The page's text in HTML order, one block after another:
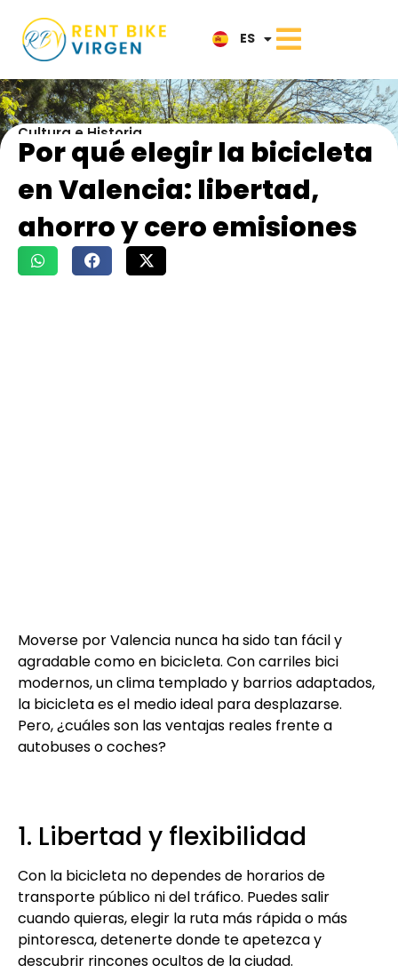
ES
NL
Cultura e Historia
Por qué elegir la bicicleta
en Valencia: libertad,
ahorro y cero emisiones
Moverse por Valencia nunca ha sido tan fácil y
agradable como en bicicleta. Con carriles bici
modernos, un clima templado y barrios adaptados,
la bicicleta es el medio ideal para desplazarse.
Pero, ¿cuáles son las ventajas reales frente a
autobuses o coches?
1. Libertad y flexibilidad
Con la bicicleta no dependes de horarios de
transporte público ni del tráfico. Puedes salir
cuando quieras, elegir la ruta más rápida o más
pintoresca, detenerte donde te apetezca y
descubrir rincones ocultos de la ciudad.